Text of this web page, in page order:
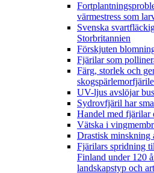
värmestress som
Svenska
Storbritannien
Förskjuten
Fjärilar som
Färg, storlek och
UV-ljus avslöjar
Sydrovfjäril har
Handel med fjärilar
Vätska i
Drastisk minskning
Fjärilars spridning
Finland under 120
landskapstyp och